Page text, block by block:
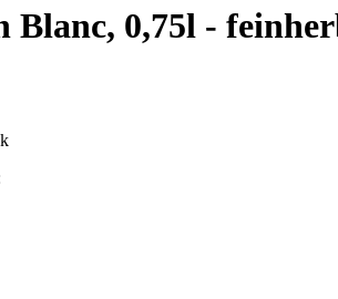
Blanc, 0,75l -